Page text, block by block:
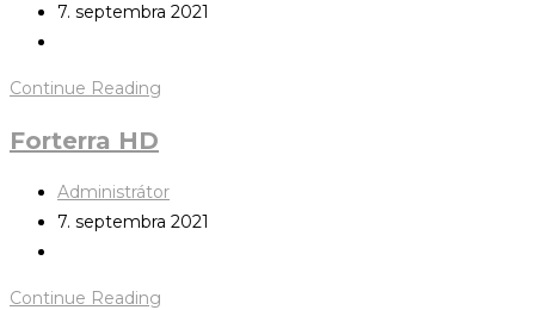
7. septembra 2021
Continue Reading
Forterra HD
Administrátor
7. septembra 2021
Continue Reading